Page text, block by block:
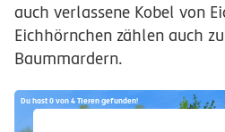
auch verlassene Kobel von
Eichhörnchen zählen auch
Baummardern.
Du hast 0 von 4 Tieren gefunden!